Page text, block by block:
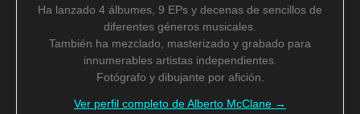
Ha lanzado 4 álbumes, 9 EPs y decenas de sencillos de
diferentes géneros musicales.
También ha mezclado, masterizado y grabado para
innumerables artistas independientes.
Fotógrafo y dibujante por afición.
Ver perfil completo de Alberto McClane →